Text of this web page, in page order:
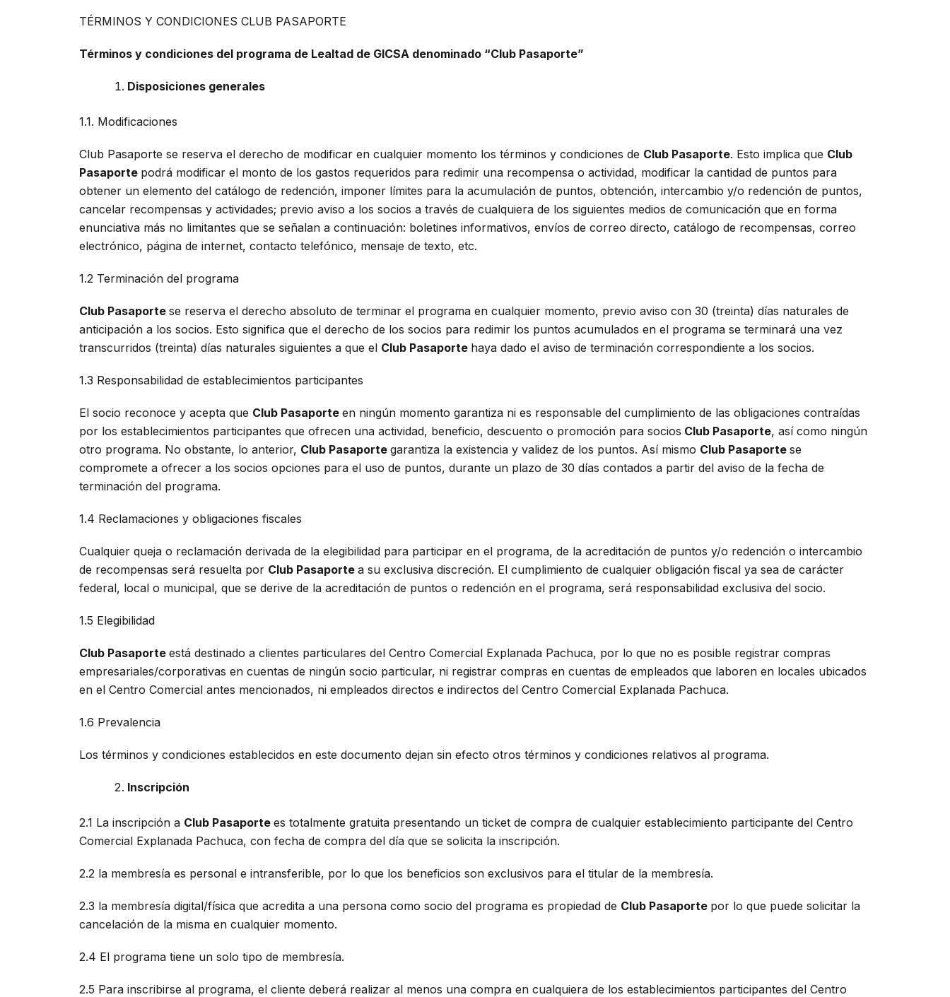
TÉRMINOS Y CONDICIONES CLUB PASAPORTE
Términos y condiciones del programa de Lealtad de GICSA denominado “Club Pasaporte”
Disposiciones generales
1.1. Modificaciones
Club Pasaporte se reserva el derecho de modificar en cualquier momento los términos y condiciones de Club Pasaporte. Esto implica que Club
Pasaporte podrá modificar el monto de los gastos requeridos para redimir una recompensa o actividad, modificar la cantidad de puntos para
obtener un elemento del catálogo de redención, imponer límites para la acumulación de puntos, obtención, intercambio y/o redención de puntos,
cancelar recompensas y actividades; previo aviso a los socios a través de cualquiera de los siguientes medios de comunicación que en forma
enunciativa más no limitantes que se señalan a continuación: boletines informativos, envíos de correo directo, catálogo de recompensas, correo
electrónico, página de internet, contacto telefónico, mensaje de texto, etc.
1.2 Terminación del programa
Club Pasaporte se reserva el derecho absoluto de terminar el programa en cualquier momento, previo aviso con 30 (treinta) días naturales de
anticipación a los socios. Esto significa que el derecho de los socios para redimir los puntos acumulados en el programa se terminará una vez
transcurridos (treinta) días naturales siguientes a que el Club Pasaporte haya dado el aviso de terminación correspondiente a los socios.
1.3 Responsabilidad de establecimientos participantes
El socio reconoce y acepta que Club Pasaporte en ningún momento garantiza ni es responsable del cumplimiento de las obligaciones contraídas
por los establecimientos participantes que ofrecen una actividad, beneficio, descuento o promoción para socios Club Pasaporte, así como ningún
otro programa. No obstante, lo anterior, Club Pasaporte garantiza la existencia y validez de los puntos. Así mismo Club Pasaporte se
compromete a ofrecer a los socios opciones para el uso de puntos, durante un plazo de 30 días contados a partir del aviso de la fecha de
terminación del programa.
1.4 Reclamaciones y obligaciones fiscales
Cualquier queja o reclamación derivada de la elegibilidad para participar en el programa, de la acreditación de puntos y/o redención o intercambio
de recompensas será resuelta por Club Pasaporte a su exclusiva discreción. El cumplimiento de cualquier obligación fiscal ya sea de carácter
federal, local o municipal, que se derive de la acreditación de puntos o redención en el programa, será responsabilidad exclusiva del socio.
1.5 Elegibilidad
Club Pasaporte está destinado a clientes particulares del Centro Comercial Explanada Pachuca, por lo que no es posible registrar compras
empresariales/corporativas en cuentas de ningún socio particular, ni registrar compras en cuentas de empleados que laboren en locales ubicados
en el Centro Comercial antes mencionados, ni empleados directos e indirectos del Centro Comercial Explanada Pachuca.
1.6 Prevalencia
Los términos y condiciones establecidos en este documento dejan sin efecto otros términos y condiciones relativos al programa.
Inscripción
2.1 La inscripción a Club Pasaporte es totalmente gratuita presentando un ticket de compra de cualquier establecimiento participante del Centro
Comercial Explanada Pachuca, con fecha de compra del día que se solicita la inscripción.
2.2 la membresía es personal e intransferible, por lo que los beneficios son exclusivos para el titular de la membresía.
2.3 la membresía digital/física que acredita a una persona como socio del programa es propiedad de Club Pasaporte por lo que puede solicitar la
cancelación de la misma en cualquier momento.
2.4 El programa tiene un solo tipo de membresía.
2.5 Para inscribirse al programa, el cliente deberá realizar al menos una compra en cualquiera de los establecimientos participantes del Centro